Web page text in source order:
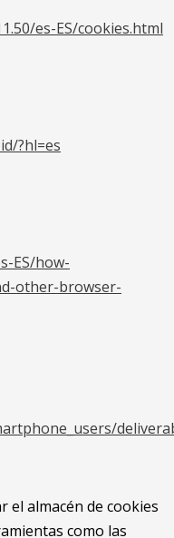
es-ES/cookies.html
?hl=es
ES/how-
other-browser-
el almacén de cookies
como las